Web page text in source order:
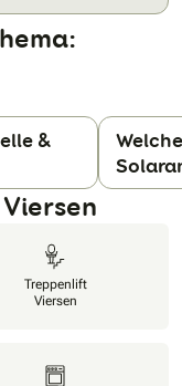
&
Treppenlift
Viersen